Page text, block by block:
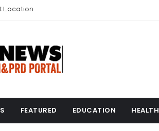
Location
FEATURED EDUCATION HEALTH